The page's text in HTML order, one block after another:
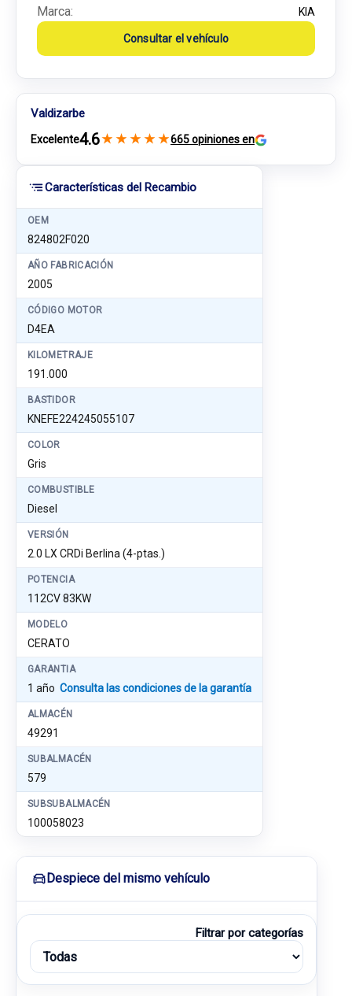
Características del Recambio
OEM
824802F020
AÑO FABRICACIÓN
2005
CÓDIGO MOTOR
D4EA
KILOMETRAJE
191.000
BASTIDOR
KNEFE224245055107
COLOR
Gris
COMBUSTIBLE
Diesel
VERSIÓN
2.0 LX CRDi Berlina (4-ptas.)
POTENCIA
112CV 83KW
MODELO
CERATO
GARANTIA
1 año Consulta las condiciones de la garantía
ALMACÉN
49291
SUBALMACÉN
579
SUBSUBALMACÉN
100058023
Marca: KIA
Consultar el vehículo
Valdizarbe
Excelente4.6★ ★ ★ ★ ★665 opiniones en
Despiece del mismo vehículo
Filtrar por categorías